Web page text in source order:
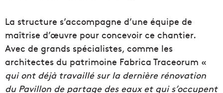
La structure s’accompagne d’une équipe de
maîtrise d’œuvre pour concevoir ce chantier.
Avec de grands spécialistes, comme les
architectes du patrimoine Fabrica Traceorum «
qui ont déjà travaillé sur la dernière rénovation
du Pavillon de partage des eaux et qui s’occupent